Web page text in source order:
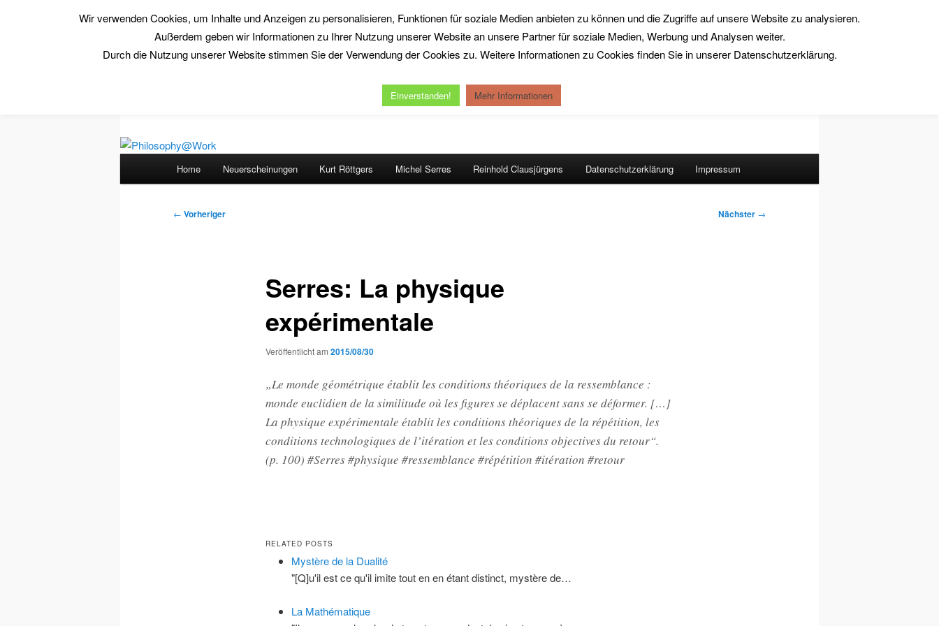
Home Neuerscheinungen Kurt Röttgers Michel Serres Reinhold Clausjürgens Datenschutzerklärung Impressum
Beitragsnavigation
← Vorheriger Nächster →
Serres: La physique
expérimentale
Veröffentlicht am 2015/08/30
„Le monde géométrique établit les conditions théoriques de la ressemblance :
monde euclidien de la similitude où les figures se déplacent sans se déformer. […]
La physique expérimentale établit les conditions théoriques de la répétition, les
conditions technologiques de l’itération et les conditions objectives du retour“.
(p. 100) #Serres #physique #ressemblance #répétition #itération #retour
RELATED POSTS
Mystère de la Dualité
"[Q]u'il est ce qu'il imite tout en en étant distinct, mystère de…
La Mathématique
Wir verwenden Cookies, um Inhalte und Anzeigen zu personalisieren, Funktionen für soziale Medien anbieten zu können und die Zugriffe auf unsere Website zu analysieren.
Außerdem geben wir Informationen zu Ihrer Nutzung unserer Website an unsere Partner für soziale Medien, Werbung und Analysen weiter.
Durch die Nutzung unserer Website stimmen Sie der Verwendung der Cookies zu. Weitere Informationen zu Cookies finden Sie in unserer Datenschutzerklärung.
Einverstanden! Mehr Informationen